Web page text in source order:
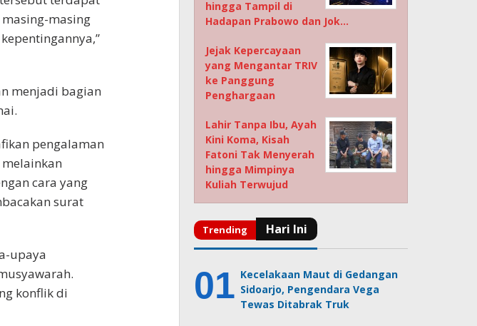
masing
menjadi bagian
pengalaman
cara yang
surat
upaya
konflik di
hingga Tampil di
Hadapan Prabowo dan Jok…
Jejak Kepercayaan
yang Mengantar TRIV
ke Panggung
Penghargaan
Lahir Tanpa Ibu, Ayah
Kini Koma, Kisah
Fatoni Tak Menyerah
hingga Mimpinya
Kuliah Terwujud
Kecelakaan Maut di Gedangan
Sidoarjo, Pengendara Vega
Tewas Ditabrak Truk